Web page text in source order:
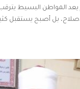
المواطن البسيط
بل أصبح يستقبل